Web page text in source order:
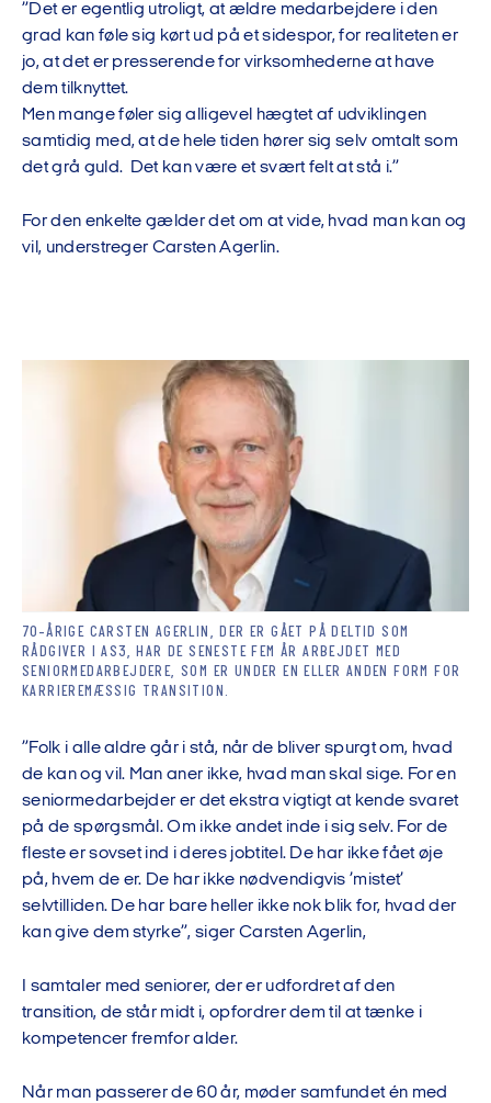
”Det er egentlig utroligt, at ældre medarbejdere i den
grad kan føle sig kørt ud på et sidespor, for realiteten er
jo, at det er presserende for virksomhederne at have
dem tilknyttet.
Men mange føler sig alligevel hægtet af udviklingen
samtidig med, at de hele tiden hører sig selv omtalt som
det grå guld. Det kan være et svært felt at stå i.”
For den enkelte gælder det om at vide, hvad man kan og
vil, understreger Carsten Agerlin.
70-ÅRIGE CARSTEN AGERLIN, DER ER GÅET PÅ DELTID SOM
RÅDGIVER I AS3, HAR DE SENESTE FEM ÅR ARBEJDET MED
SENIORMEDARBEJDERE, SOM ER UNDER EN ELLER ANDEN FORM FOR
KARRIEREMÆSSIG TRANSITION.
”Folk i alle aldre går i stå, når de bliver spurgt om, hvad
de kan og vil. Man aner ikke, hvad man skal sige. For en
seniormedarbejder er det ekstra vigtigt at kende svaret
på de spørgsmål. Om ikke andet inde i sig selv. For de
fleste er sovset ind i deres jobtitel. De har ikke fået øje
på, hvem de er. De har ikke nødvendigvis ’mistet’
selvtilliden. De har bare heller ikke nok blik for, hvad der
kan give dem styrke”, siger Carsten Agerlin,
I samtaler med seniorer, der er udfordret af den
transition, de står midt i, opfordrer dem til at tænke i
kompetencer fremfor alder.
Når man passerer de 60 år, møder samfundet én med